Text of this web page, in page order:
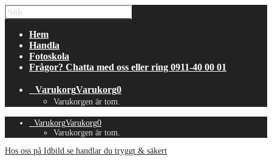
Hem
Handla
Fotoskola
Frågor? Chatta med oss eller ring 0911-40 00 01
VarukorgVarukorg0
Varukorgen är tom.
VarukorgVarukorg
Varukorgen är tom.
Hos oss på Idbild.se handlar du tryggt & säkert